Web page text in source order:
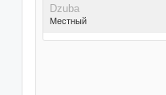
Dzuba
Местный